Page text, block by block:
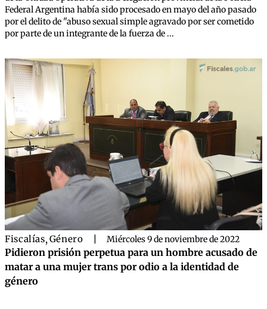
Federal Argentina había sido procesado en mayo del año pasado
por el delito de "abuso sexual simple agravado por ser cometido
por parte de un integrante de la fuerza de ...
Fiscalías,Género Miércoles 9 de noviembre de 2022
Pidieron prisión perpetua para un hombre acusado de
matar a una mujer trans por odio a la identidad de
género